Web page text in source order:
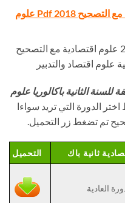
امتحانات وطنية في مادة الفلسفة مع التصحيح Pdf 2018 علوم
تحميل امتحان وطني الفلسفة 2018 علوم اقتصادية مع التصحيح
للسنة الثانية باكالوريا علوم
الدورة التي تريد سواءا
تم تضغط زر التحميل.
ثانية باك التحميل